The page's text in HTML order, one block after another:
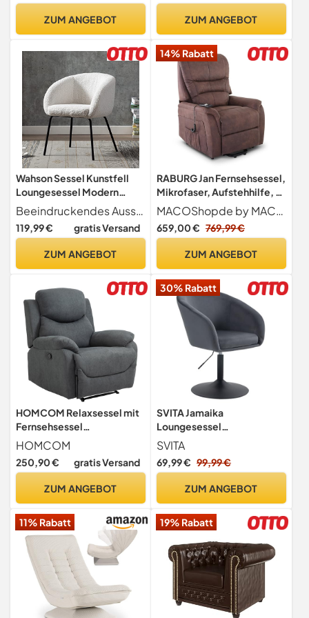
Wohnzimmer,
LDC087G01
ZUM ANGEBOT
Schlafzimmer/Wohnzimme
ZUM ANGEBOT
Wahson Sessel Kunstfell
Loungesessel Modern
Polsterstuhl mit
Metallbeinen Einzelsessel
für
r (Weiß)
Beeindruckendes Aussehen - Der Kunstfellstoff verleiht dem Wahson-Sessel ein weiches und flauschiges Gefühl. Und die Kombination aus runder Rückenlehne und schwarzen Beinen strahlt Attraktivität aus, die das schlichte moderne Design geschmackvoller macht.
119,99 € gratis Versand
ZUM ANGEBOT
14% Rabatt
RABURG Jan Fernsehsessel,
Mikrofaser, Aufstehhilfe, 2
Motoren, Kaffeebraun
MACOShopde by MACO Möbel
659,00 € 769,99 €
ZUM ANGEBOT
HOMCOM Relaxsessel mit
Fernsehsessel
Liegefunktion Rückenlehne
Dunkelgrau
HOMCOM
250,90 € gratis Versand
ZUM ANGEBOT
30% Rabatt
SVITA Jamaika
Loungesessel
Cocktailsessel Barsessel
Clubsessel Polsterstuhl
Tellerfuß mit Armlehnen
SVITA
69,99 € 99,99 €
ZUM ANGEBOT
11% Rabatt 19% Rabatt